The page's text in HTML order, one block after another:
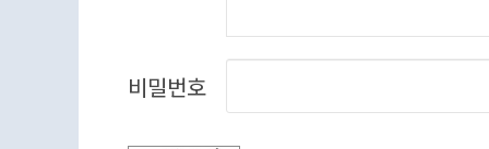
비밀번호